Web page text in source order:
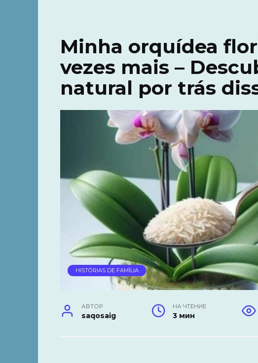
Minha orquídea
vezes mais –
natural por trás
HISTÓRIAS DE FAMÍLIA
АВТОР
saqosaig
НА ЧТЕНИЕ
3 мин